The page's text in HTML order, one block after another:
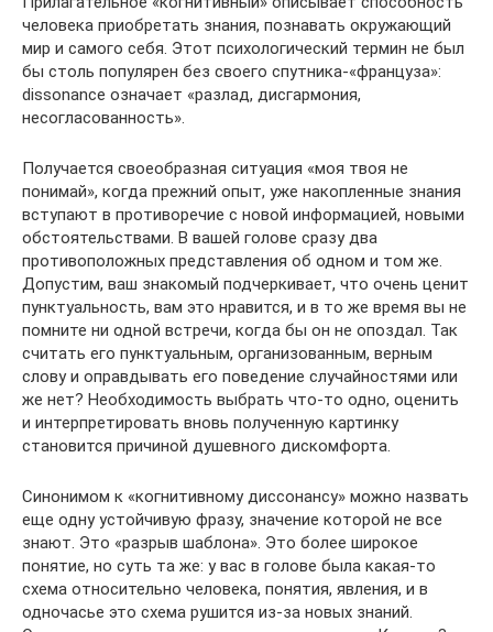
человека приобретать знания, познавать окружающий
мир и самого себя. Этот психологический термин не был
бы столь популярен без своего спутника-«француза»:
dissonance означает «разлад, дисгармония,
несогласованность».
Получается своеобразная ситуация «моя твоя не
понимай», когда прежний опыт, уже накопленные знания
вступают в противоречие с новой информацией, новыми
обстоятельствами. В вашей голове сразу два
противоположных представления об одном и том же.
Допустим, ваш знакомый подчеркивает, что очень ценит
пунктуальность, вам это нравится, и в то же время вы не
помните ни одной встречи, когда бы он не опоздал. Так
считать его пунктуальным, организованным, верным
слову и оправдывать его поведение случайностями или
же нет? Необходимость выбрать что-то одно, оценить
и интерпретировать вновь полученную картинку
становится причиной душевного дискомфорта.
Синонимом к «когнитивному диссонансу» можно назвать
еще одну устойчивую фразу, значение которой не все
знают. Это «разрыв шаблона». Это более широкое
понятие, но суть та же: у вас в голове была какая-то
схема относительно человека, понятия, явления, и в
одночасье это схема рушится из-за новых знаний.